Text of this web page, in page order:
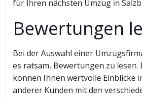
für Ihren nächsten Umzug in
Bewertungen
Bei der Auswahl einer
es ratsam, Bewertungen zu lesen.
können Ihnen wertvolle Einblicke
anderer Kunden mit den